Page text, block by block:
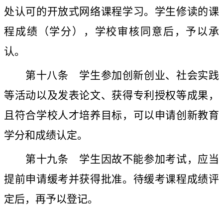
处认可的开放式网络课程学习。学生修读的课
程成绩（学分），学校审核同意后，予以承
认。
第十八条 学生参加创新创业、社会实践
等活动以及发表论文、获得专利授权等成果，
且符合学校人才培养目标，可以申请创新教育
学分和成绩认定。
第十九条 学生因故不能参加考试，应当
提前申请缓考并获得批准。待缓考课程成绩评
定后，再予以登记。